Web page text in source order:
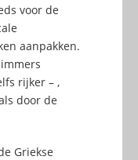
voor de
aanpakken.
rijker – ,
door de
Griekse